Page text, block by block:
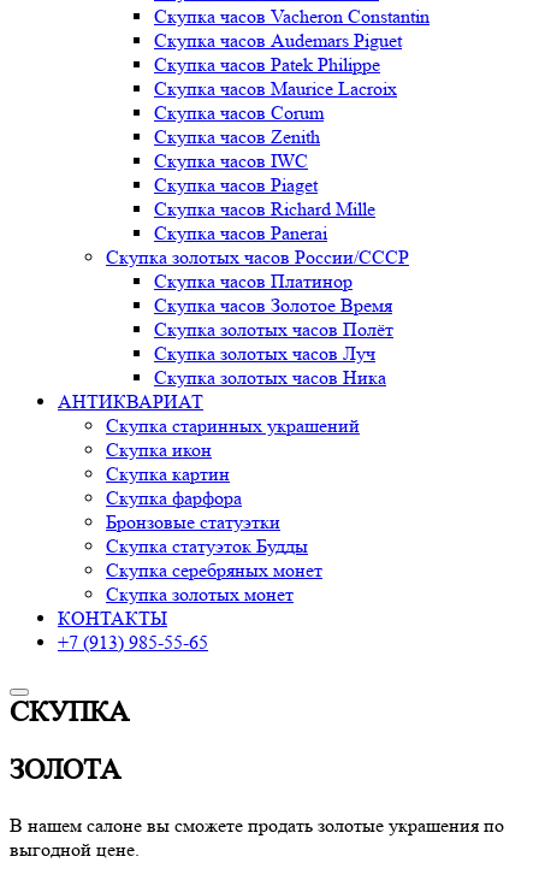
Скупка часов Vacheron Constantin
Скупка часов Audemars Piguet
Скупка часов Patek Philippe
Скупка часов Maurice Lacroix
Скупка часов Corum
Скупка часов Zenith
Скупка часов IWC
Скупка часов Piaget
Скупка часов Richard Mille
Скупка часов Panerai
Скупка золотых часов России/СССР
Скупка часов Платинор
Скупка часов Золотое Время
Скупка золотых часов Полёт
Скупка золотых часов Луч
Скупка золотых часов Ника
АНТИКВАРИАТ
Скупка старинных украшений
Скупка икон
Скупка картин
Скупка фарфора
Бронзовые статуэтки
Скупка статуэток Будды
Скупка серебряных монет
Скупка золотых монет
КОНТАКТЫ
+7 (913) 985-55-65
СКУПКА
ЗОЛОТА
В нашем салоне вы сможете продать золотые украшения по
выгодной цене.